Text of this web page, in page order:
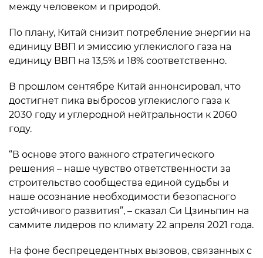
между человеком и природой.
По плану, Китай снизит потребление энергии на
единицу ВВП и эмиссию углекислого газа на
единицу ВВП на 13,5% и 18% соответственно.
В прошлом сентябре Китай аннонсировал, что
достигнет пика выбросов углекислого газа к
2030 году и углеродной нейтральности к 2060
году.
“В основе этого важного стратегического
решения – наше чувство ответственности за
строительство сообщества единой судьбы и
наше осознание необходимости безопасного
устойчивого развития”, – сказал Си Цзиньпин на
саммите лидеров по климату 22 апреля 2021 года.
На фоне беспрецедентных вызовов, связанных с